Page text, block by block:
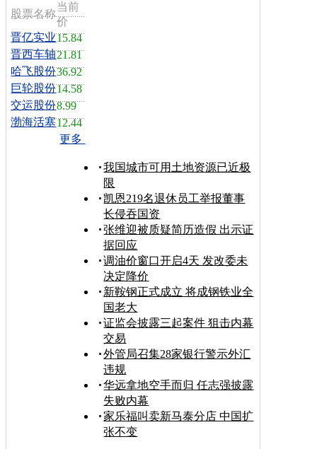
股票名称
当前
价
晋亿实业15.84
晋西车轴21.81
哈飞股份36.92
巨轮股份14.58
交运股份8.99
渤海活塞12.44
更多
我国城市可用土地资源已近极
限
凯恩219名退休员工举报董事
长侵吞国资
张维迎被质疑简历造假 出示证
据回应
调油价窗口开启4天 发改委未
决定降价
新鞍钢正式成立 将成钢铁业全
国老大
证监会披露三起案件 狙击内幕
交易
外管局召集28家银行警示外汇
违规
华远拿地空手而归 任志强披露
失败内幕
家乐福叫卖新马泰分店 中国扩
张不变